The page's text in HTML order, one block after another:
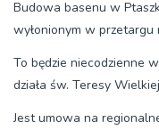
Budowa basenu w
wyłonionym w
To będzie niecodzienne
działa św. Teresy Wielkiej
Jest umowa na